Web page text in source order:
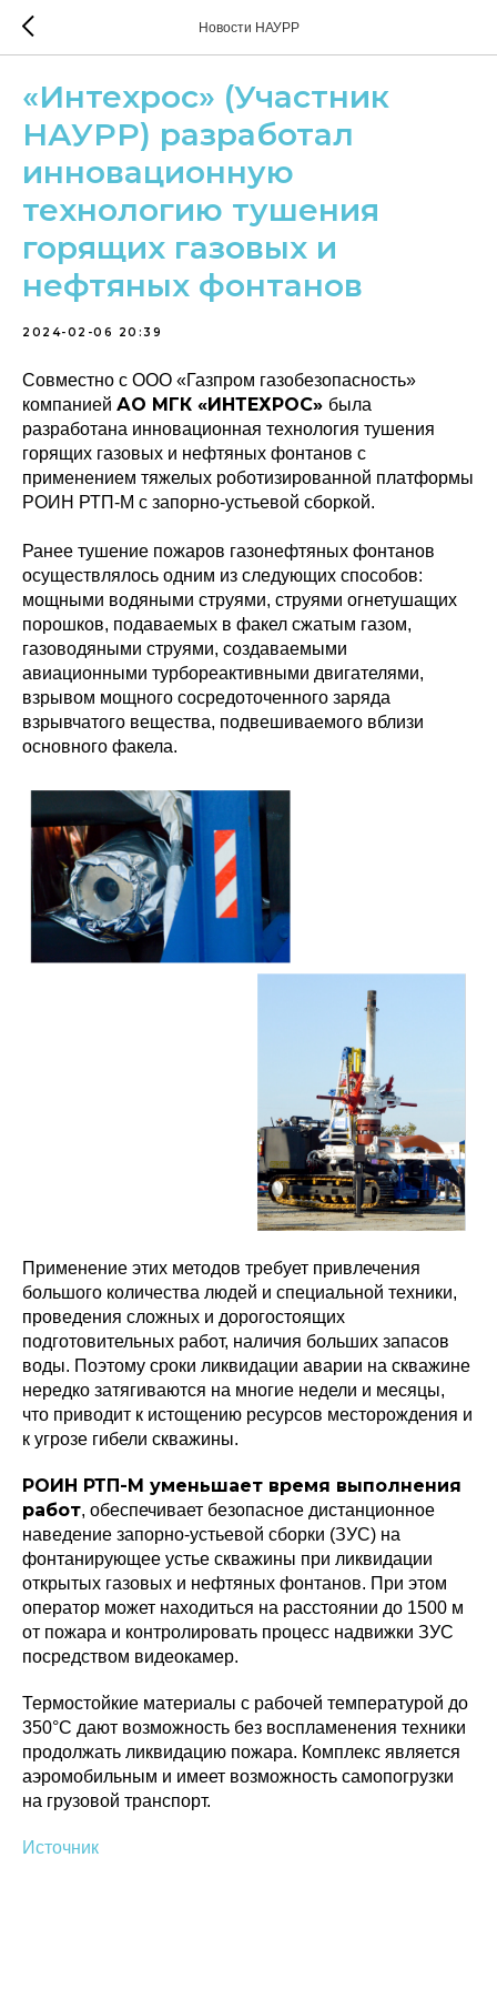
Новости НАУРР
«Интехрос» (Участник
НАУРР) разработал
инновационную
технологию тушения
горящих газовых и
нефтяных фонтанов
2024-02-06 20:39
Совместно с ООО «Газпром газобезопасность»
компанией АО МГК «ИНТЕХРОС» была
разработана инновационная технология тушения
горящих газовых и нефтяных фонтанов с
применением тяжелых роботизированной платформы
РОИН РТП-М с запорно-устьевой сборкой.
Ранее тушение пожаров газонефтяных фонтанов
осуществлялось одним из следующих способов:
мощными водяными струями, струями огнетушащих
порошков, подаваемых в факел сжатым газом,
газоводяными струями, создаваемыми
авиационными турбореактивными двигателями,
взрывом мощного сосредоточенного заряда
взрывчатого вещества, подвешиваемого вблизи
основного факела.
Применение этих методов требует привлечения
большого количества людей и специальной техники,
проведения сложных и дорогостоящих
подготовительных работ, наличия больших запасов
воды. Поэтому сроки ликвидации аварии на скважине
нередко затягиваются на многие недели и месяцы,
что приводит к истощению ресурсов месторождения и
к угрозе гибели скважины.
РОИН РТП-М уменьшает время выполнения
работ, обеспечивает безопасное дистанционное
наведение запорно-устьевой сборки (ЗУС) на
фонтанирующее устье скважины при ликвидации
открытых газовых и нефтяных фонтанов. При этом
оператор может находиться на расстоянии до 1500 м
от пожара и контролировать процесс надвижки ЗУС
посредством видеокамер.
Термостойкие материалы с рабочей температурой до
350°С дают возможность без воспламенения техники
продолжать ликвидацию пожара. Комплекс является
аэромобильным и имеет возможность самопогрузки
на грузовой транспорт.
Источник
© 2015-2026 НАУРР. Все права защищены. При использовании материалов
ссылка на ROBOTUNION.RU — обязательна
Политика конфиденциальности
© 2015-2026 НАУРР. Все права защищены.
При использовании материалов ссылка на ROBOTUNION.RU — обязательна